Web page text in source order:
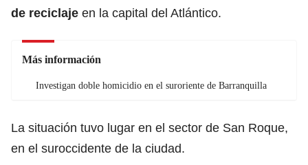
de reciclaje en la capital del Atlántico.
Más información
Investigan doble homicidio en el suroriente de Barranquilla
La situación tuvo lugar en el sector de San Roque,
en el suroccidente de la ciudad.